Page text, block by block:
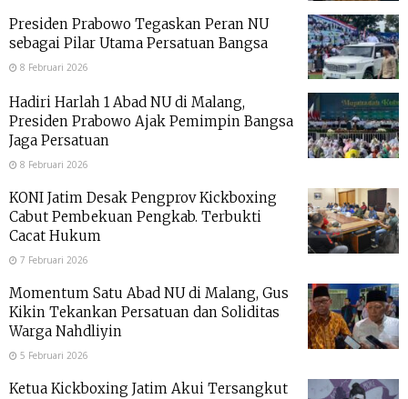
Presiden Prabowo Tegaskan Peran NU
sebagai Pilar Utama Persatuan Bangsa
8 Februari 2026
Hadiri Harlah 1 Abad NU di Malang,
Presiden Prabowo Ajak Pemimpin Bangsa
Jaga Persatuan
8 Februari 2026
KONI Jatim Desak Pengprov Kickboxing
Cabut Pembekuan Pengkab. Terbukti
Cacat Hukum
7 Februari 2026
Momentum Satu Abad NU di Malang, Gus
Kikin Tekankan Persatuan dan Soliditas
Warga Nahdliyin
5 Februari 2026
Ketua Kickboxing Jatim Akui Tersangkut